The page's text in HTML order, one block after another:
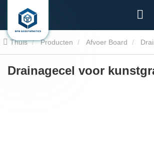
Thuis Producten Afvoer Board
Drainagecel voor kunstgras
Drainagecel voor